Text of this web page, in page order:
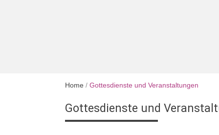
Home / Gottesdienste und Veranstaltungen
Gottesdienste und